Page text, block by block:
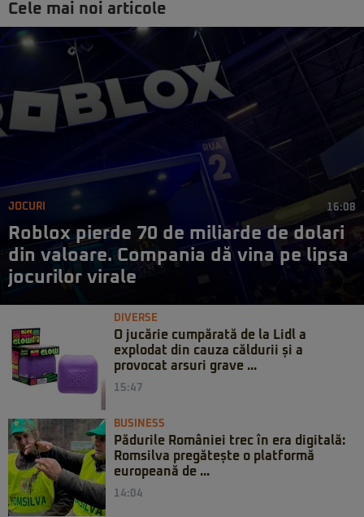
Cele mai noi articole
JOCURI 16:08
Roblox pierde 70 de miliarde de dolari
din valoare. Compania dă vina pe lipsa
jocurilor virale
DIVERSE
O jucărie cumpărată de la Lidl a
explodat din cauza căldurii și a
provocat arsuri grave ...
15:47
BUSINESS
Pădurile României trec în era digitală:
Romsilva pregătește o platformă
europeană de ...
14:04